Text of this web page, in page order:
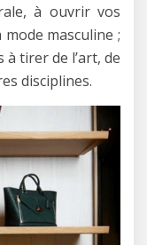
à ouvrir vos
masculine ;
tirer de l’art, de
disciplines.